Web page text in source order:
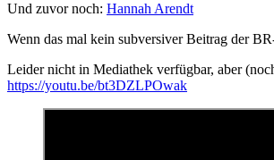
Und zuvor noch: Hannah Arendt
Wenn das mal kein subversiver Beitrag der
Leider nicht in Mediathek verfügbar, aber
https://youtu.be/bt3DZLPOwak